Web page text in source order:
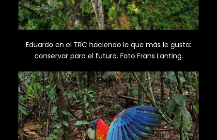
Eduardo en el TRC haciendo lo que más le gusta:
conservar para el futuro. Foto Frans Lanting.